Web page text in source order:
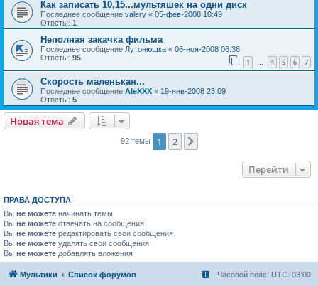
Как записать 10,15...мультяшек на одни диск
Последнее сообщение valery « 05-фев-2008 10:49
Ответы: 1
Неполная закачка фильма
Последнее сообщение Лутонюшка « 06-ноя-2008 06:36
Ответы: 95 1 … 4 5 6 7
Скорость маленькая...
Последнее сообщение AleXXX « 19-янв-2008 23:09
Ответы: 5
Новая тема
92 темы 1 2
Перейти
ПРАВА ДОСТУПА
Вы не можете начинать темы
Вы не можете отвечать на сообщения
Вы не можете редактировать свои сообщения
Вы не можете удалять свои сообщения
Вы не можете добавлять вложения
Мультики Список форумов Часовой пояс: UTC+03:00